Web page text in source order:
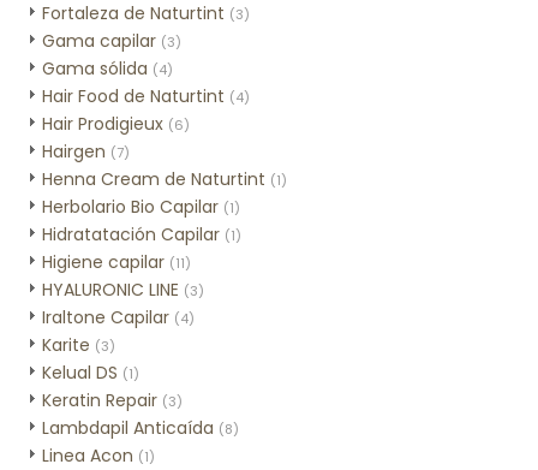
Fortaleza de Naturtint (3)
Gama capilar (3)
Gama sólida (4)
Hair Food de Naturtint (4)
Hair Prodigieux (6)
Hairgen (7)
Henna Cream de Naturtint (1)
Herbolario Bio Capilar (1)
Hidratatación Capilar (1)
Higiene capilar (11)
HYALURONIC LINE (3)
Iraltone Capilar (4)
Karite (3)
Kelual DS (1)
Keratin Repair (3)
Lambdapil Anticaída (8)
Linea Acon (1)